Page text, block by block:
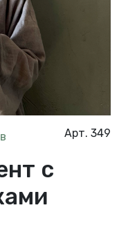
Арт. 349
с